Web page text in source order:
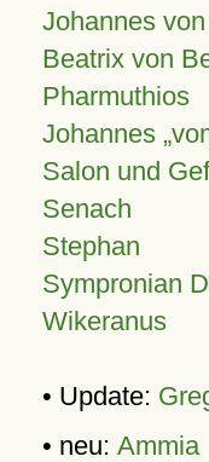
Johannes
Beatrix von
Pharmuthios
Johannes
Salon und
Senach
Stephan
Sympronian
Wikeranus
• Update:
• neu: Ammia